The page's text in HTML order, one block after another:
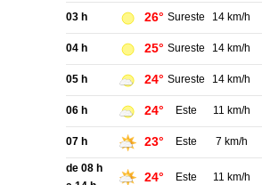
03 h 26° Sureste 14 km/h
04 h 25° Sureste 14 km/h
05 h 24° Sureste 14 km/h
06 h 24° Este 11 km/h
07 h 23° Este 7 km/h
de 08 h
24° Este 11 km/h